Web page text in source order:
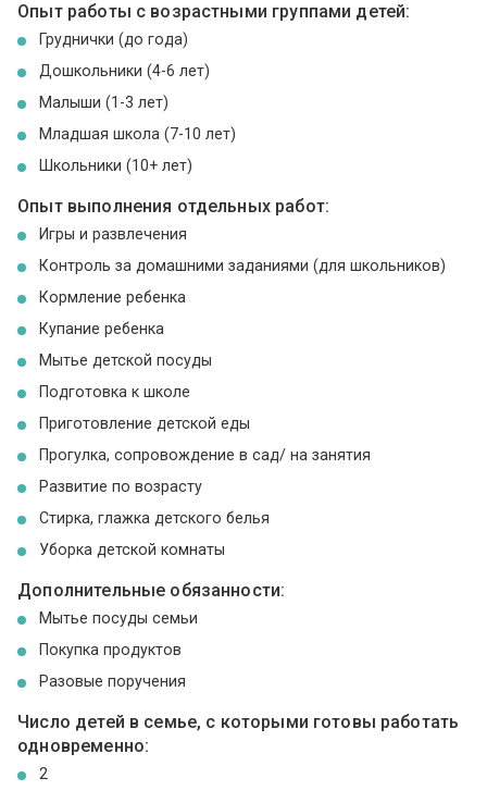
Опыт работы с возрастными группами детей:
Груднички (до года)
Дошкольники (4-6 лет)
Малыши (1-3 лет)
Младшая школа (7-10 лет)
Школьники (10+ лет)
Опыт выполнения отдельных работ:
Игры и развлечения
Контроль за домашними заданиями (для школьников)
Кормление ребенка
Купание ребенка
Мытье детской посуды
Подготовка к школе
Приготовление детской еды
Прогулка, сопровождение в сад/ на занятия
Развитие по возрасту
Стирка, глажка детского белья
Уборка детской комнаты
Дополнительные обязанности:
Мытье посуды семьи
Покупка продуктов
Разовые поручения
Число детей в семье, с которыми готовы работать
одновременно:
2